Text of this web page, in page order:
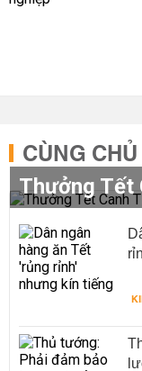
CÙNG
Thưởng Tết